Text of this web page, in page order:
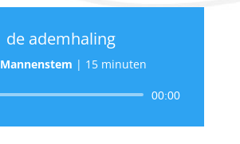
de ademhaling
Mannenstem | 15 minuten
Audiospeler 00:00